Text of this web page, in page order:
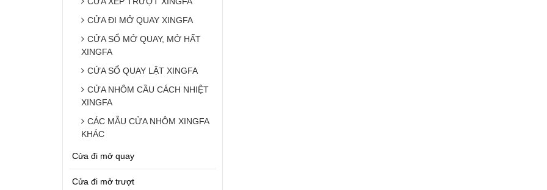
CỬA ĐI MỞ QUAY XINGFA
CỬA SỔ MỞ QUAY, MỞ HẤT
XINGFA
CỬA SỔ QUAY LẬT XINGFA
CỬA NHÔM CẦU CÁCH NHIỆT
XINGFA
CÁC MẪU CỬA NHÔM XINGFA
KHÁC
Cửa đi mở quay
Cửa đi mở trượt